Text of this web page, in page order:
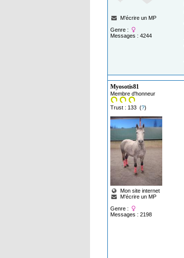
M'écrire un MP
Genre :
Messages : 4244
Myosotis81
Membre d'honneur
Trust : 133 (?)
Mon site internet
M'écrire un MP
Genre :
Messages : 2198